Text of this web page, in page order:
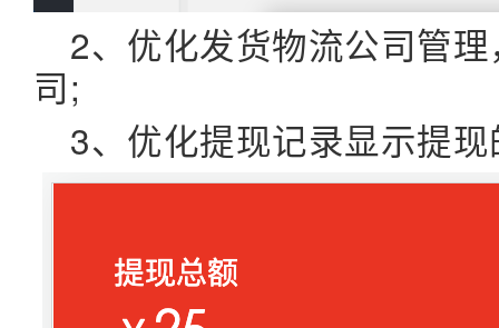
2、优化发货物流公司管
司;
3、优化提现记录显示提